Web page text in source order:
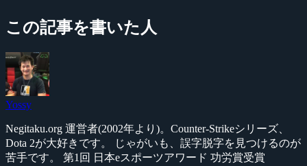
この記事を書いた人
Yossy
Negitaku.org 運営者(2002年より)。Counter-Strikeシリーズ、
Dota 2が大好きです。 じゃがいも、誤字脱字を見つけるのが
苦手です。 第1回 日本eスポーツアワード 功労賞受賞